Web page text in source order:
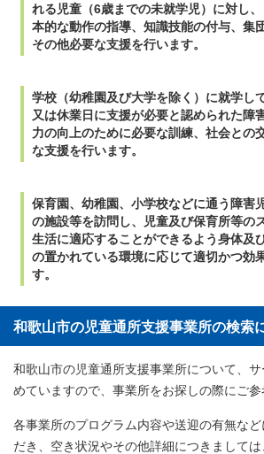
れる児童（6歳までの未就学児）に対し
本的な動作の指導、知識技能の付与、集
その他必要な支援を行います。
学校（幼稚園及び大学を除く）に就学し
又は休業日に支援が必要と認められた障
力の向上のために必要な訓練、社会との
な支援を行います。
保育園、幼稚園、小学校などに通う障害
の施設等を訪問し、児童及び保育所等の
生活に適応することができるよう身体及
の置かれている環境に応じて適切かつ効
す。
和歌山市の児童通所支援事業所の検索
和歌山市の児童通所支援事業所について、
めていますので、事業所をお探しの際にご参
各事業所のプログラム内容や送迎の有無な
だき、空き状況やその他詳細につきまして